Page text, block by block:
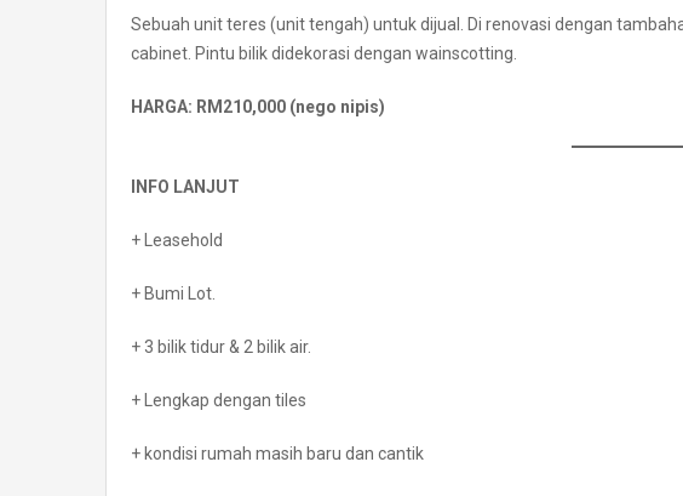
Sebuah unit teres (unit tengah) untuk dijual. Di renovasi dengan
cabinet. Pintu bilik didekorasi dengan wainscotting.
HARGA: RM210,000 (nego nipis)
INFO LANJUT
+ Leasehold
+ Bumi Lot.
+ 3 bilik tidur & 2 bilik air.
+ Lengkap dengan tiles
+ kondisi rumah masih baru dan cantik